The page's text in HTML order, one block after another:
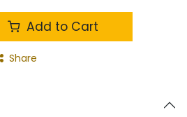
Add to Cart
Share